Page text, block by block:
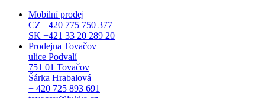
Mobilní prodej
CZ +420 775 750 377
SK +421 33 20 289 20
Prodejna Tovačov
ulice Podvalí
751 01 Tovačov
Šárka Hrabalová
+ 420 725 893 691